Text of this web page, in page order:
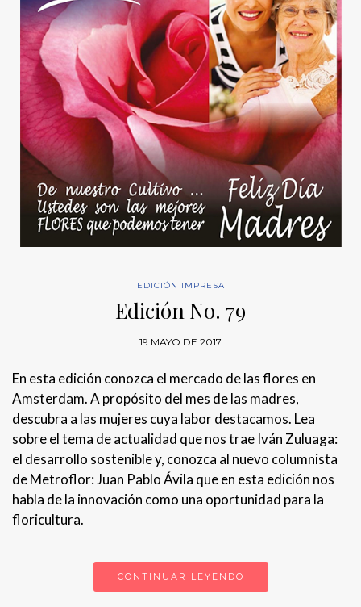
EDICIÓN IMPRESA
Edición No. 79
19 MAYO DE 2017
En esta edición conozca el mercado de las flores en
Amsterdam. A propósito del mes de las madres,
descubra a las mujeres cuya labor destacamos. Lea
sobre el tema de actualidad que nos trae Iván Zuluaga:
el desarrollo sostenible y, conozca al nuevo columnista
de Metroflor: Juan Pablo Ávila que en esta edición nos
habla de la innovación como una oportunidad para la
floricultura.
CONTINUAR LEYENDO